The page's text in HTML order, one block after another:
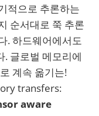
적으로 추론하는
순서대로 쭉 추론
. 하드웨어에서도
. 글로벌 메모리에
계속 옮기는!
transfers:
aware